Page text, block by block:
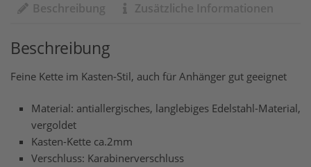
Beschreibung Zusätzliche Informationen
Beschreibung
Feine Kette im Kasten-Stil, auch für Anhänger gut geeignet
Material: antiallergisches, langlebiges Edelstahl-Material,
vergoldet
Kasten-Kette ca.2mm
Verschluss: Karabinerverschluss